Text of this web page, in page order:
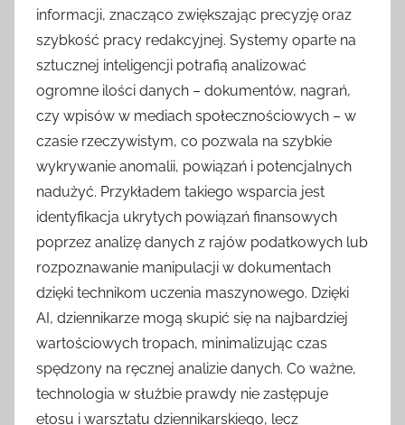
informacji, znacząco zwiększając precyzję oraz
szybkość pracy redakcyjnej. Systemy oparte na
sztucznej inteligencji potrafią analizować
ogromne ilości danych – dokumentów, nagrań,
czy wpisów w mediach społecznościowych – w
czasie rzeczywistym, co pozwala na szybkie
wykrywanie anomalii, powiązań i potencjalnych
nadużyć. Przykładem takiego wsparcia jest
identyfikacja ukrytych powiązań finansowych
poprzez analizę danych z rajów podatkowych lub
rozpoznawanie manipulacji w dokumentach
dzięki technikom uczenia maszynowego. Dzięki
AI, dziennikarze mogą skupić się na najbardziej
wartościowych tropach, minimalizując czas
spędzony na ręcznej analizie danych. Co ważne,
technologia w służbie prawdy nie zastępuje
etosu i warsztatu dziennikarskiego, lecz